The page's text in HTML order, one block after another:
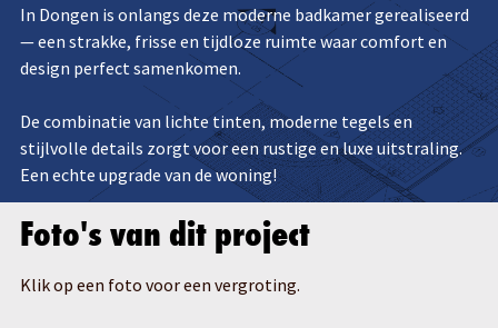
In Dongen is onlangs deze moderne badkamer gerealiseerd
— een strakke, frisse en tijdloze ruimte waar comfort en
design perfect samenkomen.
De combinatie van lichte tinten, moderne tegels en
stijlvolle details zorgt voor een rustige en luxe uitstraling.
Een echte upgrade van de woning!
Foto's van dit project
Klik op een foto voor een vergroting.